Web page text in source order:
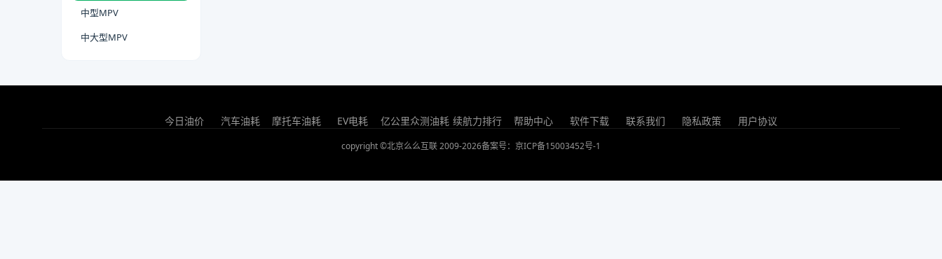
中型MPV
中大型MPV
今日油价 汽车油耗 摩托车油耗 EV电耗 亿公里众测油耗 续航力排行 帮助中心 软件下载 联系我们 隐私政策 用户协议
copyright ©北京么么互联 2009-2026备案号：京ICP备15003452号-1